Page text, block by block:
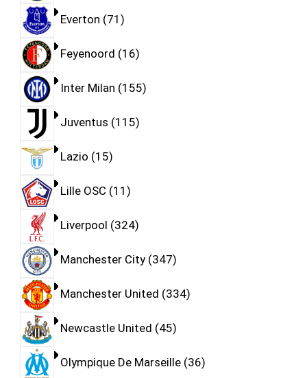
Everton 71
Feyenoord 16
Inter Milan 155
Juventus 115
Lazio 15
Lille OSC 11
Liverpool 324
Manchester City 347
Manchester United 334
Newcastle United 45
Olympique De Marseille 36